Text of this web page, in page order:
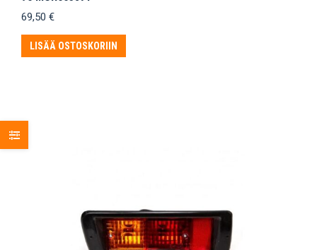
69,50 €
LISÄÄ OSTOSKORIIN